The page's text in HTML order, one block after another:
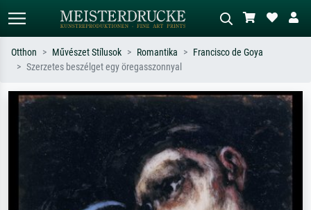
Keressen művész, műcím vagy stílus
szerint – pl. Monet, Csillagos éj,
impresszionizmus, Hokusai-hullám,
Írja le a jelenetet – pl. zöld rét, sok
piros absztrakt, sötét olajkép, álló akt
Otthon Művészet Stílusok Romantika
Francisco de Goya
Szerzetes beszélget egy öregasszonnyal